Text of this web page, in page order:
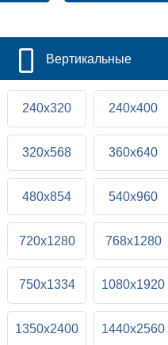
Вертикальные
240x320 240x400
320x568 360x640
480x854 540x960
720x1280 768x1280
750x1334 1080x1920
1350x2400 1440x2560